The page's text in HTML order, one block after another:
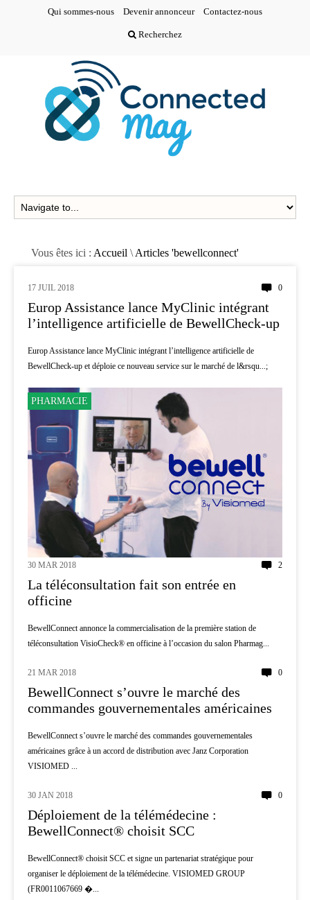
Qui sommes-nous Devenir annonceur Contactez-nous
Recherchez
Vous êtes ici : Accueil \ Articles 'bewellconnect'
MÉDECINE D'URGENCE
17 JUIL 2018 0
Europ Assistance lance MyClinic intégrant
l’intelligence artificielle de BewellCheck-up
Europ Assistance lance MyClinic intégrant l’intelligence artificielle de
BewellCheck-up et déploie ce nouveau service sur le marché de l&rsqu...;
PHARMACIE
30 MAR 2018 2
La téléconsultation fait son entrée en
officine
BewellConnect annonce la commercialisation de la première station de
téléconsultation VisioCheck® en officine à l’occasion du salon Pharmag...
DROIT - ECONOMIE
21 MAR 2018 0
BewellConnect s’ouvre le marché des
commandes gouvernementales américaines
BewellConnect s’ouvre le marché des commandes gouvernementales
américaines grâce à un accord de distribution avec Janz Corporation
VISIOMED ...
TÉLÉMÉDECINE
30 JAN 2018 0
Déploiement de la télémédecine :
BewellConnect® choisit SCC
BewellConnect® choisit SCC et signe un partenariat stratégique pour
organiser le déploiement de la télémédecine. VISIOMED GROUP
(FR0011067669 �...